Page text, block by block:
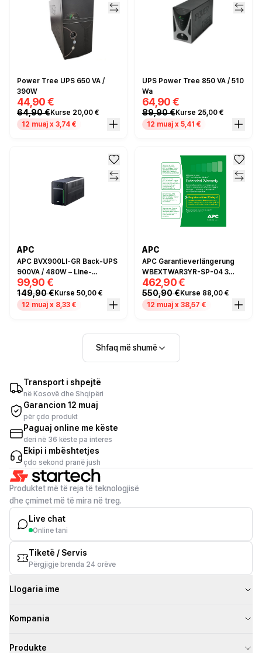
Power Tree UPS 650 VA /
390W
44,90 €
64,90 €Kurse 20,00 €
12 muaj x 3,74 €
UPS Power Tree 850 VA / 510
Wa
64,90 €
89,90 €Kurse 25,00 €
12 muaj x 5,41 €
APC
APC BVX900LI-GR Back-UPS
900VA / 480W – Line-
Interactive me AVR, 230V,
Schuko – Zez
99,90 €
149,90 €Kurse 50,00 €
12 muaj x 8,33 €
APC
APC Garantieverlängerung
WBEXTWAR3YR-SP-04 3
Jahre
462,90 €
550,90 €Kurse 88,00 €
12 muaj x 38,57 €
Shfaq më shumë
Transport i shpejtë
në Kosovë dhe Shqipëri
Garancion 12 muaj
për çdo produkt
Paguaj online me këste
deri në 36 këste pa interes
Ekipi i mbështetjes
çdo sekond pranë jush
Produktet më të reja të teknologjisë
dhe çmimet më të mira në treg.
Live chat
Online tani
Tiketë / Servis
Përgjigje brenda 24 orëve
Llogaria ime
Kompania
Produkte